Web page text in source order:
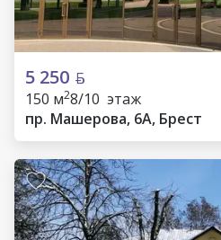
5 250
150 м28/10 этаж
пр. Машерова, 6А, Брест